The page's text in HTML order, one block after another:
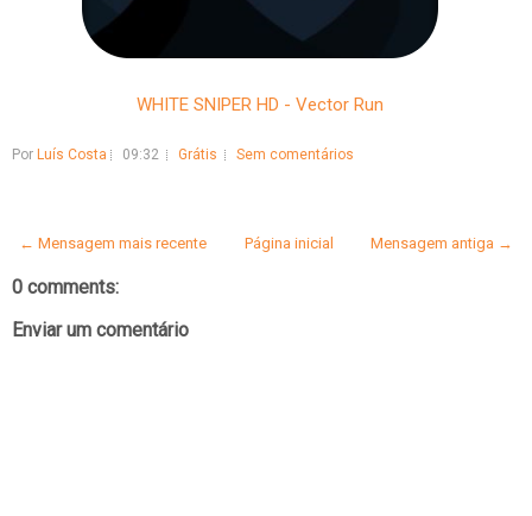
WHITE SNIPER HD - Vector Run
Por Luís Costa 09:32 Grátis Sem comentários
← Mensagem mais recente Mensagem antiga →
Página inicial
0 comments:
Enviar um comentário